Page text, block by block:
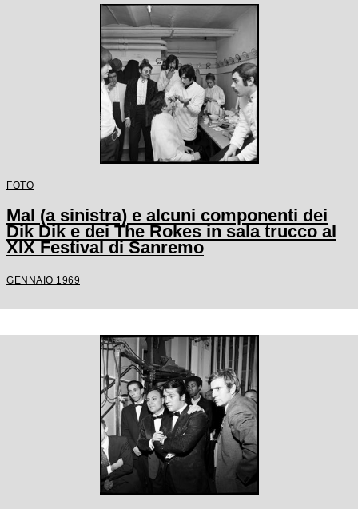
FOTO
Mal (a sinistra) e alcuni componenti dei
Dik Dik e dei The Rokes in sala trucco al
XIX Festival di Sanremo
GENNAIO 1969